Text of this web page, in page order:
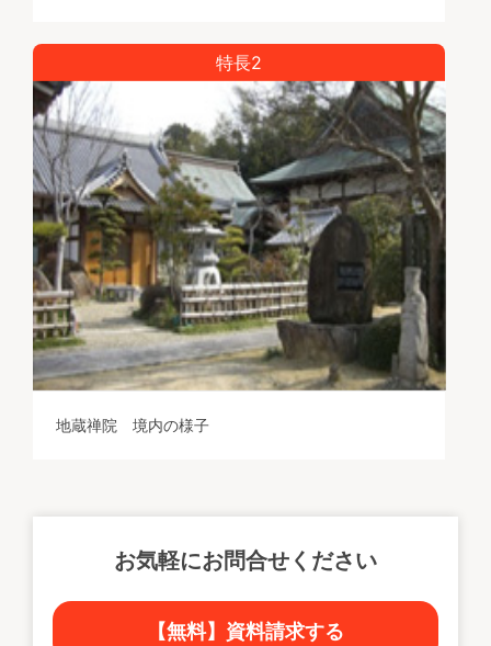
特長2
地蔵禅院 境内の様子
お気軽にお問合せください
【無料】資料請求する